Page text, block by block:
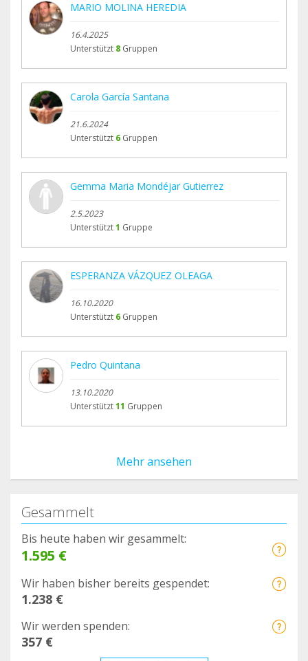
MARIO MOLINA HEREDIA
16.4.2025
Unterstützt 8 Gruppen
Carola García Santana
21.6.2024
Unterstützt 6 Gruppen
Gemma Maria Mondéjar Gutierrez
2.5.2023
Unterstützt1 Gruppe
ESPERANZA VÁZQUEZ OLEAGA
16.10.2020
Unterstützt 6 Gruppen
Pedro Quintana
13.10.2020
Unterstützt11 Gruppen
Mehr ansehen
Gesammelt
Bis heute haben wir gesammelt:
1.595 €
Wir haben bisher bereits gespendet:
1.238 €
Wir werden spenden:
357 €